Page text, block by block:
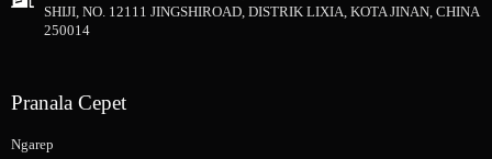
SHIJI, NO. 12111 JINGSHIROAD, DISTRIK LIXIA, KOTA JINAN, CHINA
250014
Pranala Cepet
Ngarep